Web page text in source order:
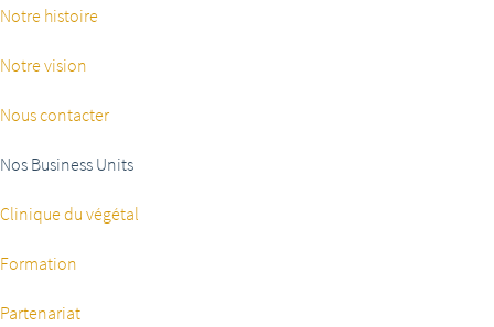
Notre histoire
Notre vision
Nous contacter
Nos Business Units
Clinique du végétal
Formation
Partenariat